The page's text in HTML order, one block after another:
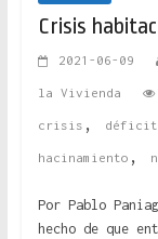
Crisis
2021-06-09
la Vivienda
crisis , déficit
hacinamiento ,
Por Pablo
hecho de que